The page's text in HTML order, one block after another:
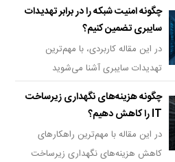
چگونه امنیت شبکه را در برابر تهدیدات
سایبری تضمین کنیم؟
در این مقاله کاربردی، با مهم‌ترین
تهدیدات سایبری آشنا می‌شوید
چگونه هزینه‌های نگهداری زیرساخت
IT را کاهش دهیم؟
در این مقاله با مهم‌ترین راهکارهای
کاهش هزینه‌های نگهداری زیرساخت